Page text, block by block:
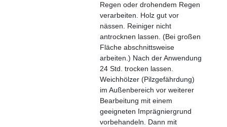
Regen oder drohendem Regen
verarbeiten. Holz gut vor
nässen. Reiniger nicht
antrocknen lassen. (Bei großen
Fläche abschnittsweise
arbeiten.) Nach der Anwendung
24 Std. trocken lassen.
Weichhölzer (Pilzgefährdung)
im Außenbereich vor weiterer
Bearbeitung mit einem
geeigneten Imprägniergrund
vorbehandeln. Dann mit